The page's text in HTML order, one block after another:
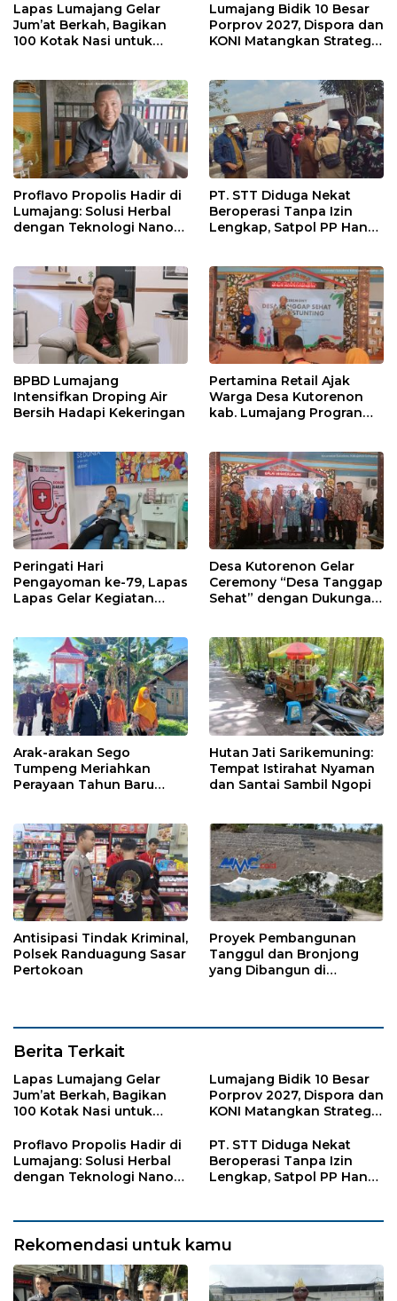
Lapas Lumajang Gelar
Jum’at Berkah, Bagikan
100 Kotak Nasi untuk
Lumajang Bidik 10 Besar
Porprov 2027, Dispora dan
KONI Matangkan Strategi
Proflavo Propolis Hadir di
Lumajang: Solusi Herbal
dengan Teknologi Nano
PT. STT Diduga Nekat
Beroperasi Tanpa Izin
Lengkap, Satpol PP Hanya
BPBD Lumajang
Intensifkan Droping Air
Bersih Hadapi Kekeringan
Pertamina Retail Ajak
Warga Desa Kutorenon
kab. Lumajang Progran
Darurat
Peringati Hari
Pengayoman ke-79, Lapas
Lapas Gelar Kegiatan
Desa Kutorenon Gelar
Ceremony “Desa Tanggap
Sehat” dengan Dukungan
Arak-arakan Sego
Tumpeng Meriahkan
Perayaan Tahun Baru
Hutan Jati Sarikemuning:
Tempat Istirahat Nyaman
dan Santai Sambil Ngopi
Antisipasi Tindak Kriminal,
Polsek Randuagung Sasar
Pertokoan
Proyek Pembangunan
Tanggul dan Bronjong
yang Dibangun di
Berita Terkait
Lapas Lumajang Gelar
Jum’at Berkah, Bagikan
100 Kotak Nasi untuk
Lumajang Bidik 10 Besar
Porprov 2027, Dispora dan
KONI Matangkan Strategi
Proflavo Propolis Hadir di
Lumajang: Solusi Herbal
dengan Teknologi Nano
PT. STT Diduga Nekat
Beroperasi Tanpa Izin
Lengkap, Satpol PP Hanya
Rekomendasi untuk kamu